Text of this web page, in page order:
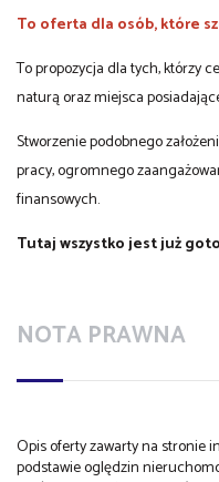
To oferta dla osób, które
To propozycja dla tych, którzy
naturą oraz miejsca
Stworzenie podobnego
pracy, ogromnego
finansowych.
Tutaj wszystko jest już
NOTA PRAWNA
Opis oferty zawarty na stronie
podstawie oględzin